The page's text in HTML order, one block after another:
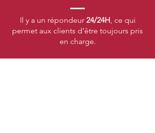
Il y a un répondeur 24/24H, ce qui
permet aux clients d’être toujours pris
en charge.